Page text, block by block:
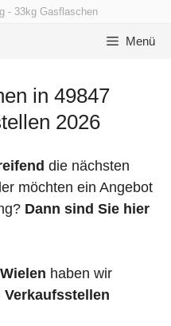
- 33kg Gasflaschen
Menü
in 49847
2026
die nächsten
möchten ein Angebot
Dann sind Sie hier
haben wir
Verkaufsstellen